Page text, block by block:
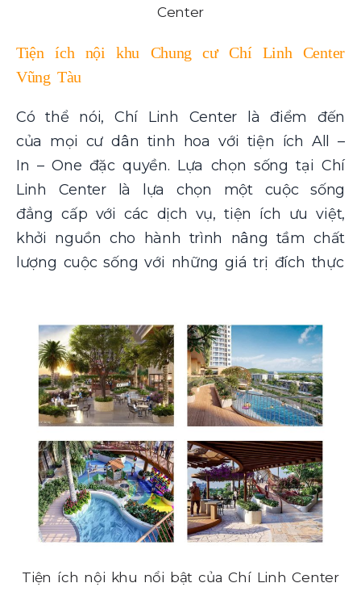
Center
Tiện ích nội khu Chung cư Chí Linh Center
Vũng Tàu
Có thể nói, Chí Linh Center là điểm đến
của mọi cư dân tinh hoa với tiện ích All –
In – One đặc quyền. Lựa chọn sống tại Chí
Linh Center là lựa chọn một cuộc sống
đẳng cấp với các dịch vụ, tiện ích ưu việt,
khởi nguồn cho hành trình nâng tầm chất
lượng cuộc sống với những giá trị đích thực
Tiện ích nội khu nổi bật của Chí Linh Center